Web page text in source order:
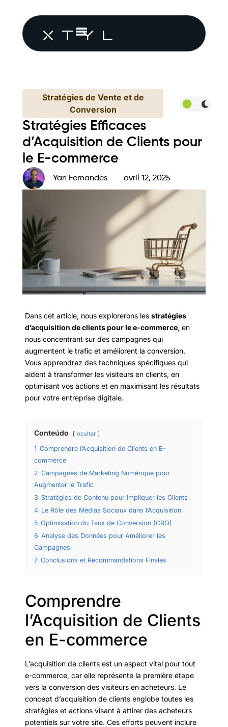
Stratégies de Vente et de
Conversion
Stratégies Efficaces
d’Acquisition de Clients pour
le E-commerce
Yan Fernandes avril 12, 2025
Dans cet article, nous explorerons les stratégies
d’acquisition de clients pour le e-commerce, en
nous concentrant sur des campagnes qui
augmentent le trafic et améliorent la conversion.
Vous apprendrez des techniques spécifiques qui
aident à transformer les visiteurs en clients, en
optimisant vos actions et en maximisant les résultats
pour votre entreprise digitale.
Conteúdo ocultar
1 Comprendre l’Acquisition de Clients en E-
commerce
2 Campagnes de Marketing Numérique pour
Augmenter le Trafic
3 Stratégies de Contenu pour Impliquer les Clients
4 Le Rôle des Médias Sociaux dans l’Acquisition
5 Optimisation du Taux de Conversion (CRO)
6 Analyse des Données pour Améliorer les
Campagnes
7 Conclusions et Recommandations Finales
Comprendre
l’Acquisition de Clients
en E-commerce
L’acquisition de clients est un aspect vital pour tout
e-commerce, car elle représente la première étape
vers la conversion des visiteurs en acheteurs. Le
concept d’acquisition de clients englobe toutes les
stratégies et actions visant à attirer des acheteurs
potentiels sur votre site. Ces efforts peuvent inclure